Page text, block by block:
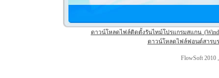
ดาวน์โหลดไฟล์ติดตั้งรันไทม์โปรแกรมสแกน
ดาวน์โหลดไฟล์ฟอนต์สารบ
FlowSoft 2010